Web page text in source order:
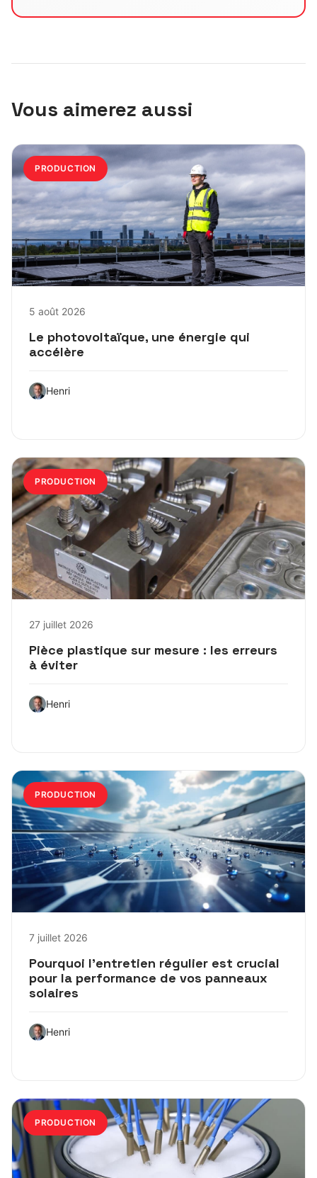
Vous aimerez aussi
PRODUCTION
5 août 2026
Le photovoltaïque, une énergie qui
accélère
Henri
PRODUCTION
27 juillet 2026
Pièce plastique sur mesure : les erreurs
à éviter
Henri
PRODUCTION
7 juillet 2026
Pourquoi l’entretien régulier est crucial
pour la performance de vos panneaux
solaires
Henri
PRODUCTION